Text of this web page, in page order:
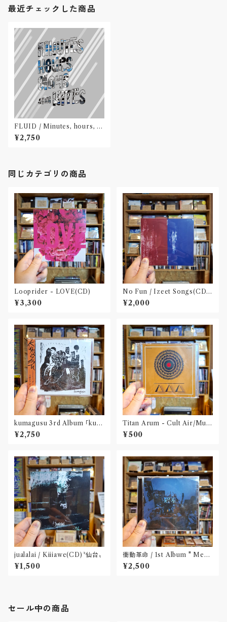
最近チェックした商品
FLUID / Minutes, hours, da
ys and nites(CD)
¥2,750
同じカテゴリの商品
Looprider - LOVE(CD)
¥3,300
No Fun / Izeet Songs(CD)
〝京都〟
¥2,000
kumagusu 3rd Album 「kum
agusu」(CD※ダウンロードコ
ード付属)
¥2,750
Titan Arum - Cult Air/Mua
ng(CD-R)
¥500
jualalai / Kiiiawe(CD)〝仙台〟
¥1,500
衝動革命 / 1st Album " Mess
y Room "(CD)〝大阪〟
¥2,500
セール中の商品